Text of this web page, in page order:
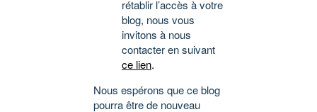
rétablir l’accès à votre
blog, nous vous
invitons à nous
contacter en suivant
ce lien.
Nous espérons que ce blog
pourra être de nouveau